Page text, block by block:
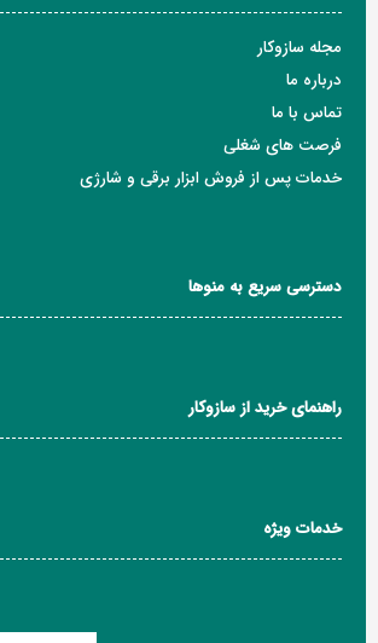
مجله سازوکار
درباره ما
تماس با ما
فرصت های شغلی
خدمات پس از فروش ابزار برقی و شارژی
دسترسی سریع به منوها
راهنمای خرید از سازوکار
خدمات ویژه